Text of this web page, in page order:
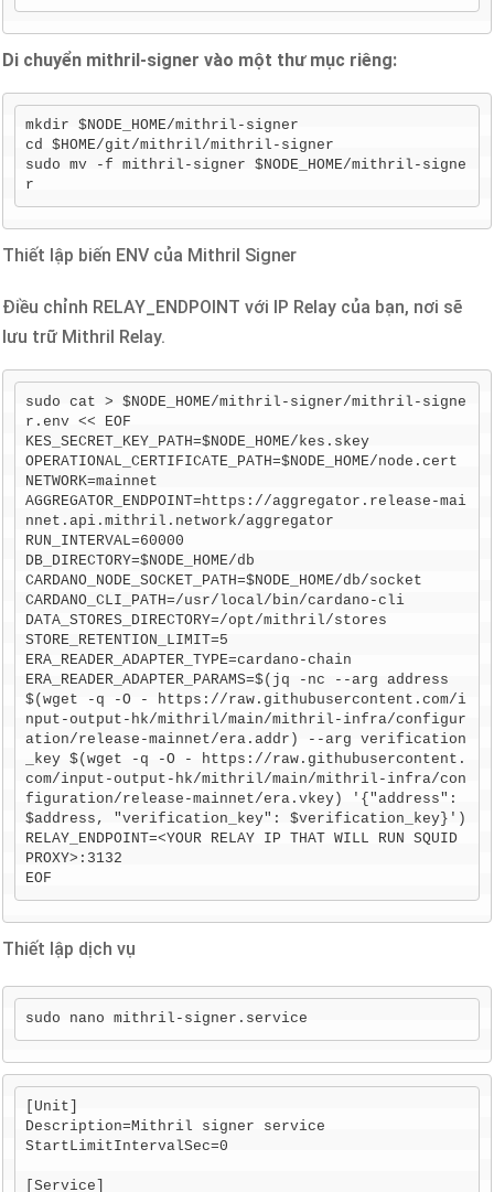
Di chuyển mithril-signer vào một thư mục riêng:
mkdir $NODE_HOME/mithril-signer
cd $HOME/git/mithril/mithril-signer
sudo mv -f mithril-signer $NODE_HOME/mithril-signe
r
Thiết lập biến ENV của Mithril Signer
Điều chỉnh RELAY_ENDPOINT với IP Relay của bạn, nơi sẽ
lưu trữ Mithril Relay.
sudo cat > $NODE_HOME/mithril-signer/mithril-signe
r.env << EOF
KES_SECRET_KEY_PATH=$NODE_HOME/kes.skey
OPERATIONAL_CERTIFICATE_PATH=$NODE_HOME/node.cert
NETWORK=mainnet
AGGREGATOR_ENDPOINT=https://aggregator.release-mai
nnet.api.mithril.network/aggregator
RUN_INTERVAL=60000
DB_DIRECTORY=$NODE_HOME/db
CARDANO_NODE_SOCKET_PATH=$NODE_HOME/db/socket
CARDANO_CLI_PATH=/usr/local/bin/cardano-cli
DATA_STORES_DIRECTORY=/opt/mithril/stores
STORE_RETENTION_LIMIT=5
ERA_READER_ADAPTER_TYPE=cardano-chain
ERA_READER_ADAPTER_PARAMS=$(jq -nc --arg address
$(wget -q -O - https://raw.githubusercontent.com/i
nput-output-hk/mithril/main/mithril-infra/configur
ation/release-mainnet/era.addr) --arg verification
_key $(wget -q -O - https://raw.githubusercontent.
com/input-output-hk/mithril/main/mithril-infra/con
figuration/release-mainnet/era.vkey) '{"address":
$address, "verification_key": $verification_key}')
RELAY_ENDPOINT=<YOUR RELAY IP THAT WILL RUN SQUID
PROXY>:3132
EOF
Thiết lập dịch vụ
sudo nano mithril-signer.service
[Unit]
Description=Mithril signer service
StartLimitIntervalSec=0
[Service]